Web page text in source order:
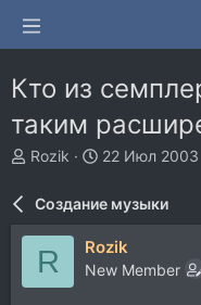
Кто из
таким
А
т
р
Rozik
Д
а
ч
22 Июл 2003
Создание музыки
R Rozik
New Member